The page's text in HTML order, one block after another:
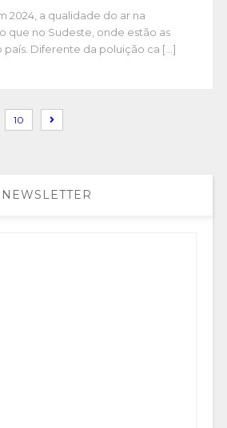
2024, a qualidade do ar na
que no Sudeste, onde estão as
Diferente da poluição ca [...]
10